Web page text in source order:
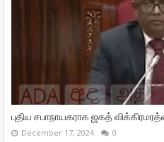
புதிய சபாநாயகராக ஜகத்
December 17, 2024 0